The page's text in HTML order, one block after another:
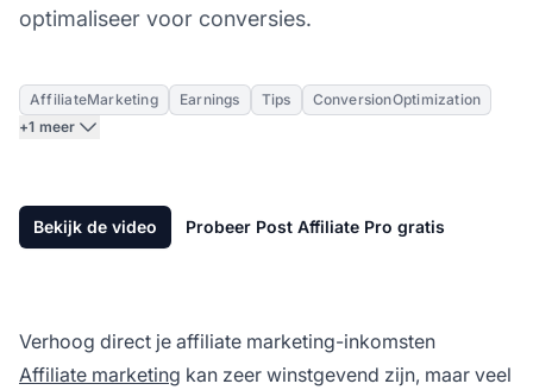
optimaliseer voor conversies.
AffiliateMarketing Earnings Tips
ConversionOptimization
+1 meer
Bekijk de video Probeer Post Affiliate Pro gratis
Verhoog direct je affiliate marketing-inkomsten
Affiliate marketing kan zeer winstgevend zijn, maar veel